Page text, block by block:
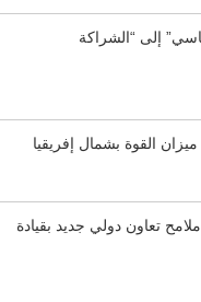
إلى “الشراكة
القوة بشمال إفريقيا
تعاون دولي جديد بقيادة